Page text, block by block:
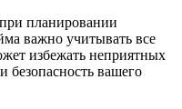
планировании
важно учитывать все
избежать неприятных
безопасность вашего